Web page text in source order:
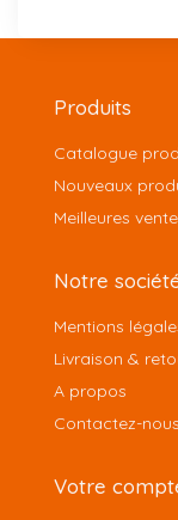
Produits
Catalogue
Nouveaux
Meilleures
Notre
Mentions
Livraison &
A propos
Contactez-nous
Votre